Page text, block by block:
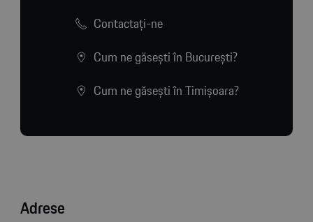
Contactaţi-ne
Cum ne găsești în București?
Cum ne găsești în Timișoara?
Adrese